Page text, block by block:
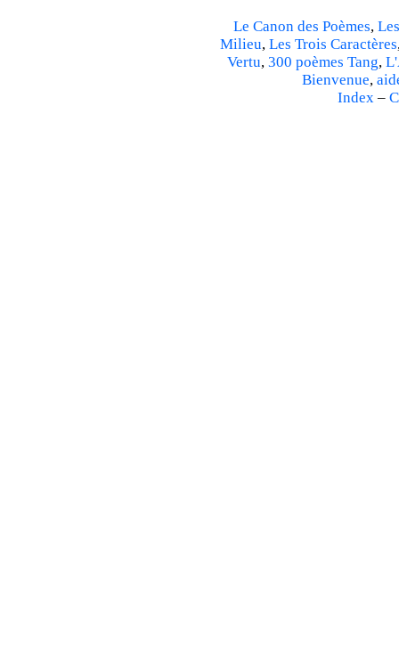
Le Canon des Poèmes,
Milieu, Les Trois Caractères
Vertu, 300 poèmes Tang,
Bienvenue,
Index –